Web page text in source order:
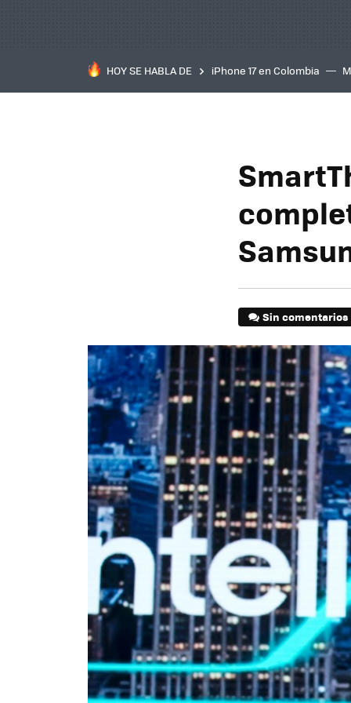
HOY SE HABLA DE iPhone 17 en Colombia
inteligente
IA TCL
Sin comentarios